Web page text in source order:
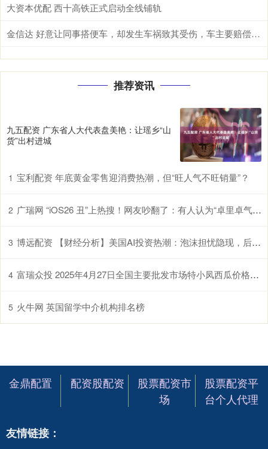
大资本优配 西十高铁正式启动全线铺轨
金信达 好意让同事搭便车，却发生车祸致其受伤，车主要赔偿吗？
推荐资讯
九五配资 广东省人大代表盘美艳：让瑶乡“山
货”出村进城
1 宝利配资 年底黄金零售迎消费热潮，但“旺人气不旺销量”？
2 广瑞网 “iOS26 丑”上热搜！网友吵翻了：有人认为“卓里卓气” 有人说“立体照片”好玩！
3 博远配资 【财经分析】美国AI投资热潮：泡沫担忧隐现，后市怎么走？
4 富瑞众投 2025年4月27日全国主要批发市场特小凤西瓜价格行情
5 火牛网 英国留学中介机构排名榜
金鼎配置 配资股配资
股票配资市
场
股票配资平
台个人代理
友情链接：